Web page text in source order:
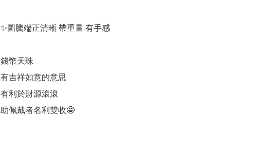
✨圖騰端正清晰 帶重量 有手感
錢幣天珠
有吉祥如意的意思
有利於財源滾滾
助佩戴者名利雙收🤩